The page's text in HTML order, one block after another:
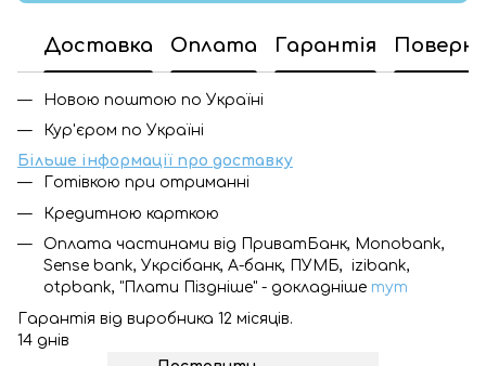
Доставка Оплата Гарантія
Новою поштою по Україні
Кур'єром по Україні
Більше інформації про доставку
Готівкою при отриманні
Кредитною карткою
Оплата частинами від ПриватБанк, Monobank,
Sense bank, Укрсібанк, А-банк, ПУМБ, izibank,
otpbank, "Плати Піздніше" - докладніше тут
Гарантія від виробника 12 місяців.
14 днів